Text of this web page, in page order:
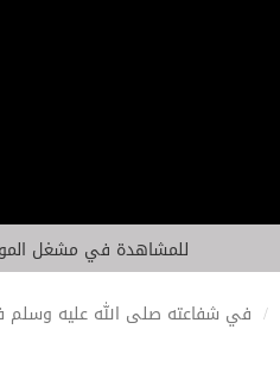
للمشاهدة في مشغل
في شفاعته صلى الله عليه وسلم